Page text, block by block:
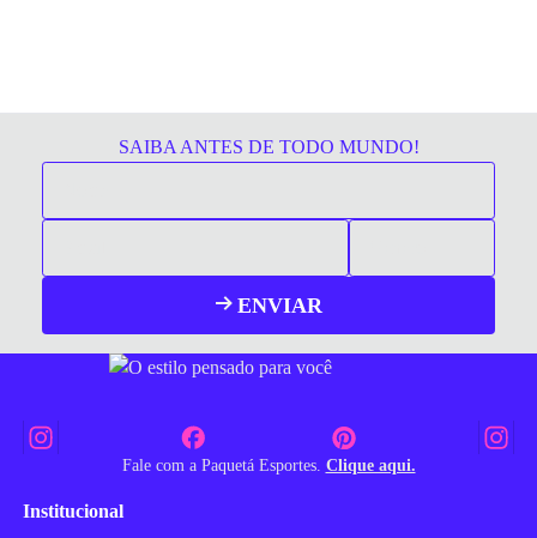
SAIBA ANTES DE TODO MUNDO!
ENVIAR
Fale com a Paquetá Esportes. Clique aqui.
Institucional